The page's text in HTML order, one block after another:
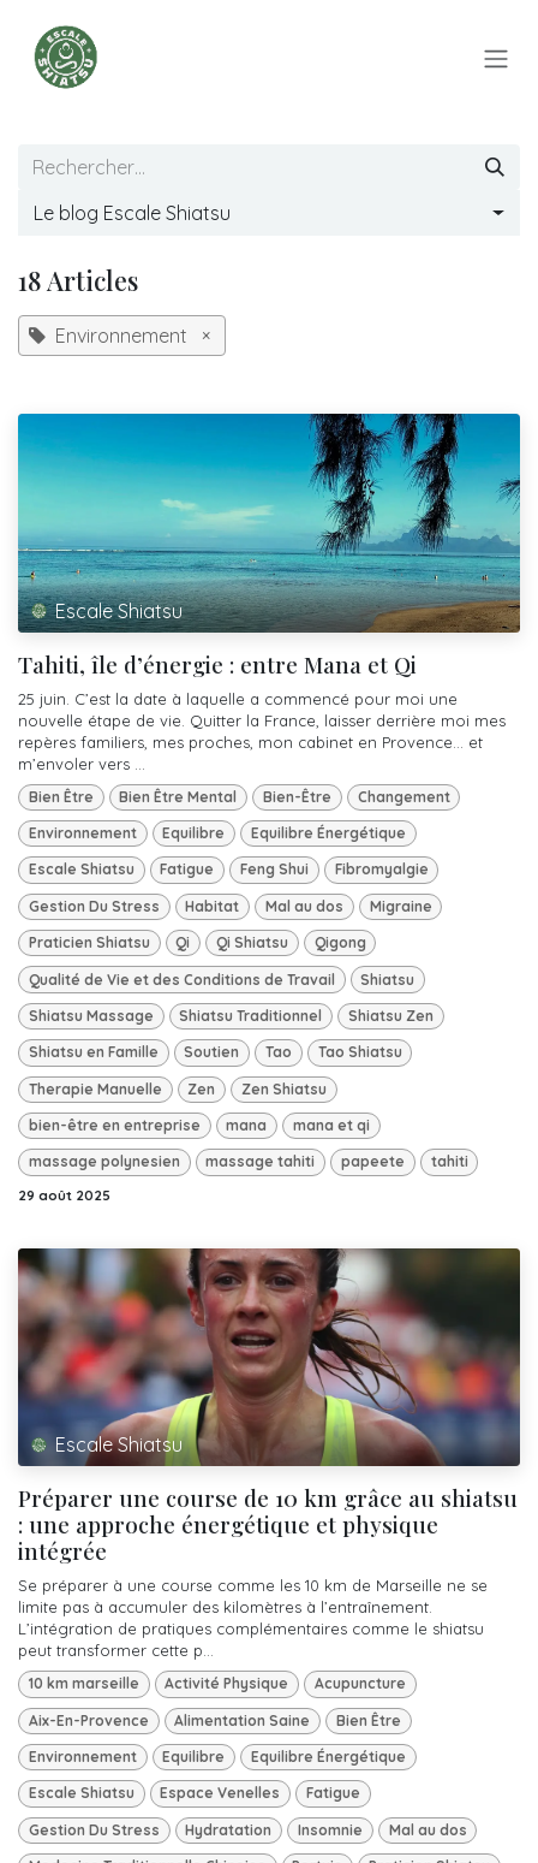
Le blog Escale Shiatsu
18 Articles
Environnement ×
Escale Shiatsu
Tahiti, île d’énergie : entre Mana et Qi
25 juin. C’est la date à laquelle a commencé pour moi une
nouvelle étape de vie. Quitter la France, laisser derrière moi mes
repères familiers, mes proches, mon cabinet en Provence… et
m’envoler vers ...
Bien Être Bien Être Mental Bien-Être Changement
Environnement Equilibre Equilibre Énergétique
Escale Shiatsu Fatigue Feng Shui Fibromyalgie
Gestion Du Stress Habitat Mal au dos Migraine
Praticien Shiatsu Qi Qi Shiatsu Qigong
Qualité de Vie et des Conditions de Travail Shiatsu
Shiatsu Massage Shiatsu Traditionnel Shiatsu Zen
Shiatsu en Famille Soutien Tao Tao Shiatsu
Therapie Manuelle Zen Zen Shiatsu
bien-être en entreprise mana mana et qi
massage polynesien massage tahiti papeete tahiti
29 août 2025
Escale Shiatsu
Préparer une course de 10 km grâce au shiatsu
: une approche énergétique et physique
intégrée
Se préparer à une course comme les 10 km de Marseille ne se
limite pas à accumuler des kilomètres à l’entraînement.
L’intégration de pratiques complémentaires comme le shiatsu
peut transformer cette p...
10 km marseille Activité Physique Acupuncture
Aix-En-Provence Alimentation Saine Bien Être
Environnement Equilibre Equilibre Énergétique
Escale Shiatsu Espace Venelles Fatigue
Gestion Du Stress Hydratation Insomnie Mal au dos